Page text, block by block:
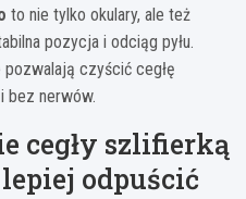
to nie tylko okulary, ale też
pozycja i odciąg pyłu.
czyścić cegłę
bez nerwów.
cegły szlifierką
odpuścić